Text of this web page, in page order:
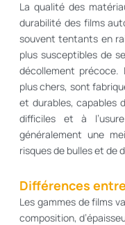
La qualité des
durabilité des films
souvent tentants en
plus susceptibles de
décollement
plus chers, sont
et durables, capables
difficiles et à
généralement une
risques de bulles et de
Différences
Les gammes de films
composition,